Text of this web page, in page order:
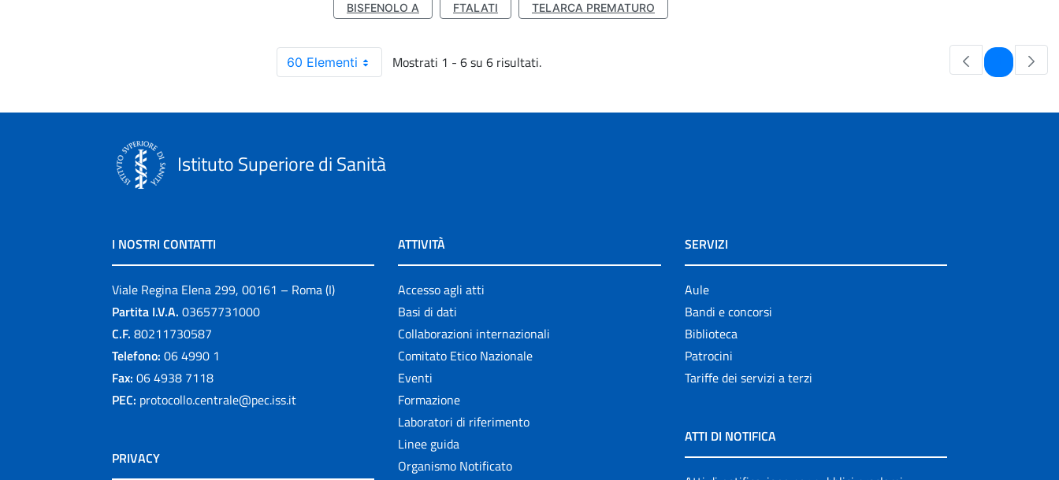
BISFENOLO A
FTALATI TELARCA PREMATURO
60 Elementi Mostrati 1 - 6 su 6 risultati. Pagina
Istituto Superiore di Sanità
I NOSTRI CONTATTI
Viale Regina Elena 299, 00161 – Roma (I)
Partita I.V.A. 03657731000
C.F. 80211730587
Telefono: 06 4990 1
Fax: 06 4938 7118
PEC: protocollo.centrale@pec.iss.it
PRIVACY
ATTIVITÀ
Accesso agli atti
Basi di dati
Collaborazioni internazionali
Comitato Etico Nazionale
Eventi
Formazione
Laboratori di riferimento
Linee guida
Organismo Notificato
SERVIZI
Aule
Bandi e concorsi
Biblioteca
Patrocini
Tariffe dei servizi a terzi
ATTI DI NOTIFICA